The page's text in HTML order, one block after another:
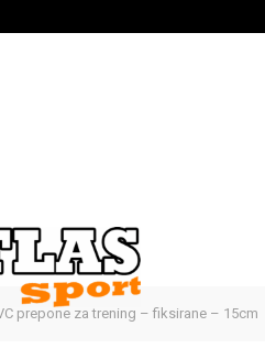
prepone za trening – fiksirane – 15cm